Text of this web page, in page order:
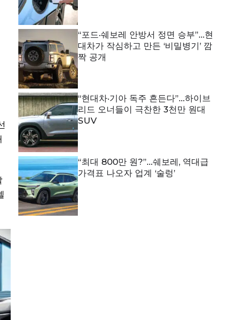
“포드·쉐보레 안방서 정면 승부”…현
대차가 작심하고 만든 ‘비밀병기’ 깜
짝 공개
“현대차·기아 독주 흔든다”…하이브
리드 오너들이 극찬한 3천만 원대
SUV
“최대 800만 원?”…쉐보레, 역대급
가격표 나오자 업계 ‘술렁’